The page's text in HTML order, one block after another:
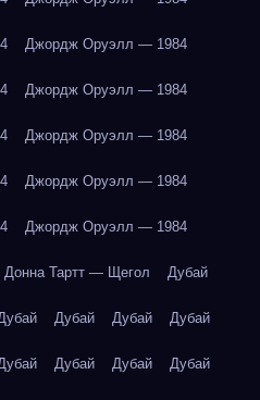
Джордж Оруэлл — 1984
Джордж Оруэлл — 1984
Джордж Оруэлл — 1984
Джордж Оруэлл — 1984
Джордж Оруэлл — 1984
Донна Тартт — Щегол Дубай
Дубай Дубай Дубай
Дубай Дубай Дубай